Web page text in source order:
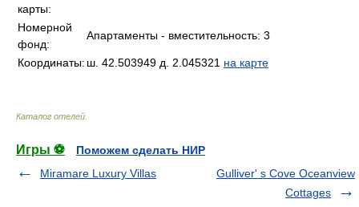
карты:
Номерной
фонд:
Апартаменты - вместительность: 3
Координаты: ш. 42.503949 д. 2.045321 на карте
Каталог отелей
Игры ⚽
Поможем сделать НИР
Miramare Luxury Villas
Gulliver' s Cove Oceanview
Cottages